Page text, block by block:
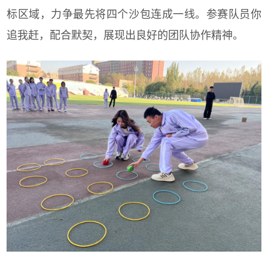
标区域，力争最先将四个沙包连成一线。参赛队员你
追我赶，配合默契，展现出良好的团队协作精神。